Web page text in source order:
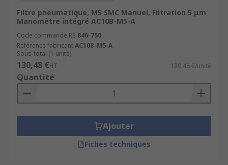
Filtre pneumatique, M5 SMC Manuel, Filtration 5 μm
Manomètre intégré AC10B-M5-A
Code commande RS 846-750
Référence fabricantAC10B-M5-A
Sous-total (1 unité)
130,48 €HT 130,48 €/unité
Quantité
Ajouter
Fiches techniques